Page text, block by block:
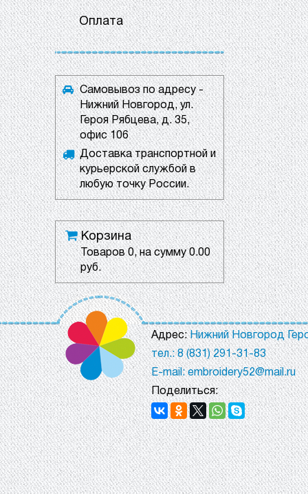
Оплата
Самовывоз по адресу -
Нижний Новгород, ул.
Героя Рябцева, д. 35,
офис 106
Доставка транспортной и
курьерской службой в
любую точку России.
Корзина
Товаров0, на сумму0.00
руб.
Адрес:Нижний Новгород
тел.: 8 (831) 291-31-83
E-mail: embroidery52@mail.ru
Поделиться: